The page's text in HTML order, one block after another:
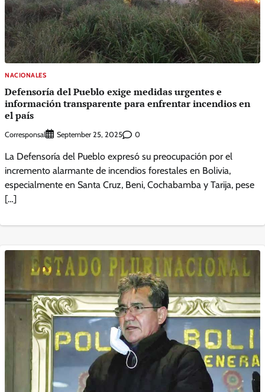
NACIONALES
Defensoría del Pueblo exige medidas urgentes e
información transparente para enfrentar incendios en
el país
Corresponsal September 25, 2025 0
La Defensoría del Pueblo expresó su preocupación por el
incremento alarmante de incendios forestales en Bolivia,
especialmente en Santa Cruz, Beni, Cochabamba y Tarija, pese
[…]